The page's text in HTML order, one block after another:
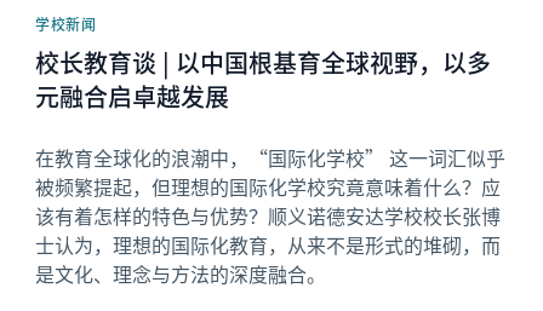
学校新闻
校长教育谈 | 以中国根基育全球视野，以多
元融合启卓越发展
在教育全球化的浪潮中，“国际化学校” 这一词汇似乎
被频繁提起，但理想的国际化学校究竟意味着什么？应
该有着怎样的特色与优势？顺义诺德安达学校校长张博
士认为，理想的国际化教育，从来不是形式的堆砌，而
是文化、理念与方法的深度融合。